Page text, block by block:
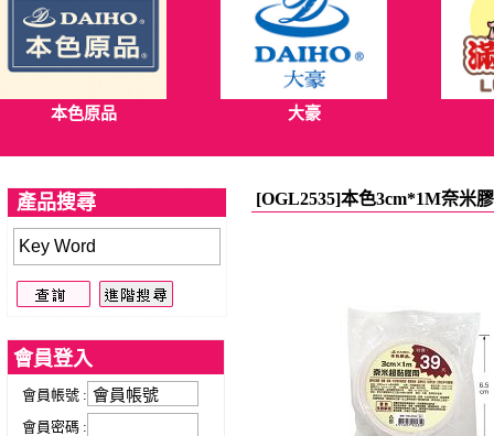
本色原品 大豪
產品搜尋
會員登入
會員帳號 :
會員密碼 :
[OGL2535]本色3cm*1M奈米